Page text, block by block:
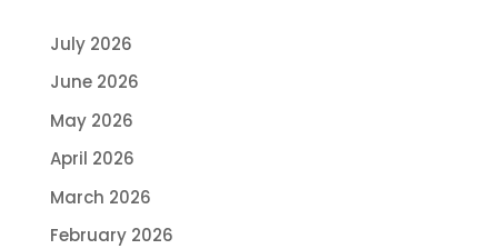
July 2026
June 2026
May 2026
April 2026
March 2026
February 2026